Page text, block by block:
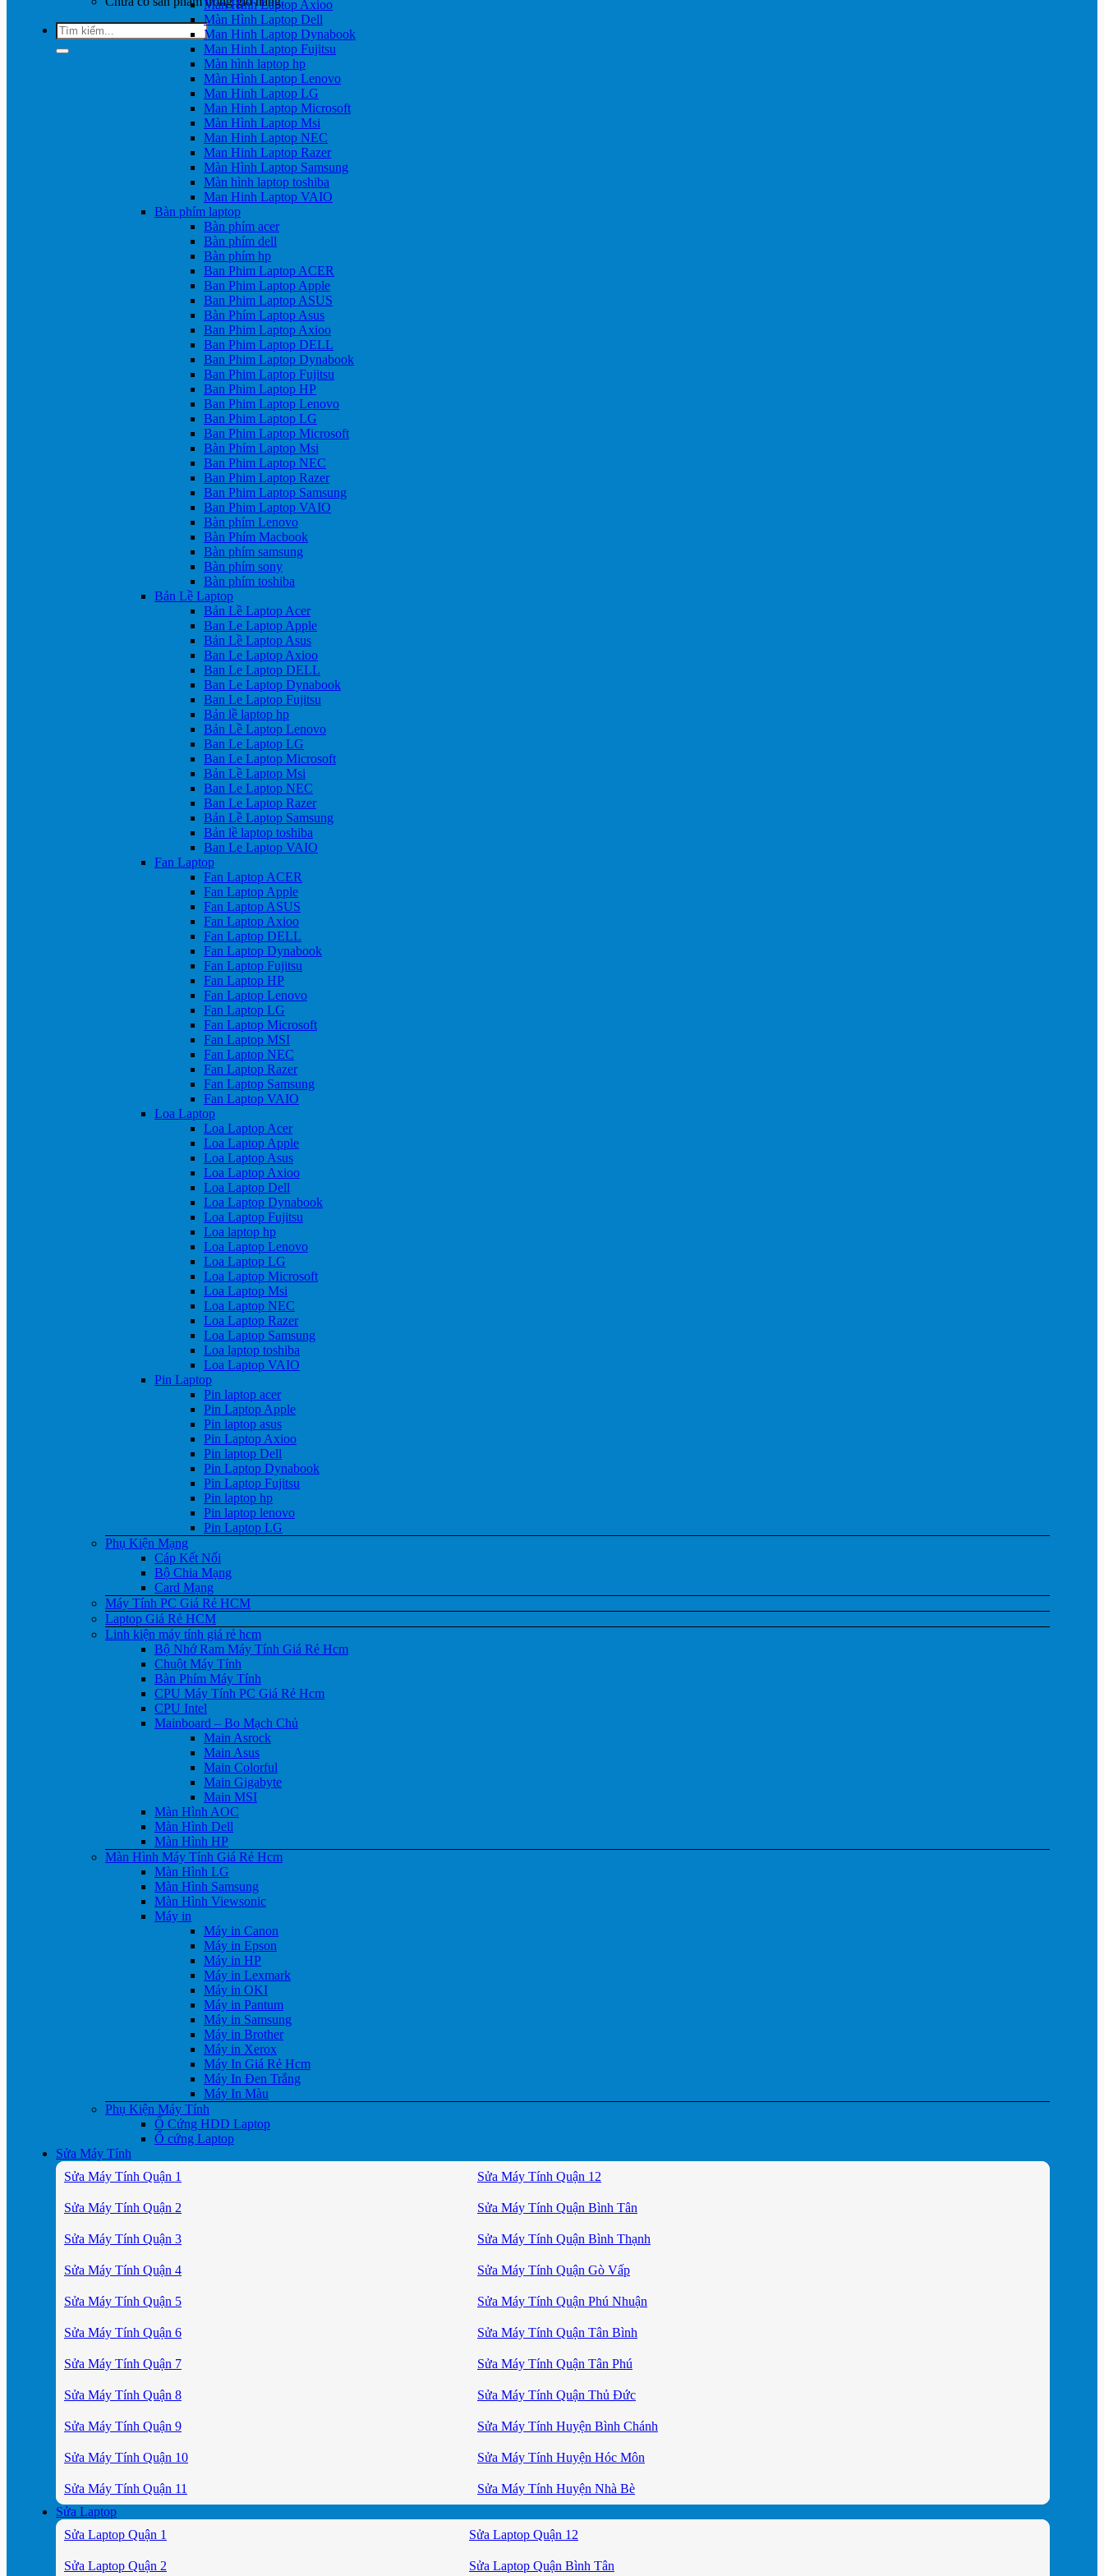
Tìm
kiếm:
Man Hinh Laptop Axioo
Màn Hình Laptop Dell
Man Hinh Laptop Dynabook
Man Hinh Laptop Fujitsu
Màn hình laptop hp
Màn Hình Laptop Lenovo
Man Hinh Laptop LG
Man Hinh Laptop Microsoft
Màn Hình Laptop Msi
Man Hinh Laptop NEC
Man Hinh Laptop Razer
Màn Hình Laptop Samsung
Màn hình laptop toshiba
Man Hinh Laptop VAIO
Bàn phím laptop
Bàn phím acer
Bàn phím dell
Bàn phím hp
Ban Phim Laptop ACER
Ban Phim Laptop Apple
Ban Phim Laptop ASUS
Bàn Phím Laptop Asus
Ban Phim Laptop Axioo
Ban Phim Laptop DELL
Ban Phim Laptop Dynabook
Ban Phim Laptop Fujitsu
Ban Phim Laptop HP
Ban Phim Laptop Lenovo
Ban Phim Laptop LG
Ban Phim Laptop Microsoft
Bàn Phím Laptop Msi
Ban Phim Laptop NEC
Ban Phim Laptop Razer
Ban Phim Laptop Samsung
Ban Phim Laptop VAIO
Bàn phím Lenovo
Bàn Phím Macbook
Bàn phím samsung
Bàn phím sony
Bàn phím toshiba
Bản Lề Laptop
Bản Lề Laptop Acer
Ban Le Laptop Apple
Bản Lề Laptop Asus
Ban Le Laptop Axioo
Ban Le Laptop DELL
Ban Le Laptop Dynabook
Ban Le Laptop Fujitsu
Bản lề laptop hp
Bản Lề Laptop Lenovo
Ban Le Laptop LG
Ban Le Laptop Microsoft
Bản Lề Laptop Msi
Ban Le Laptop NEC
Ban Le Laptop Razer
Bản Lề Laptop Samsung
Bản lề laptop toshiba
Ban Le Laptop VAIO
Fan Laptop
Fan Laptop ACER
Fan Laptop Apple
Fan Laptop ASUS
Fan Laptop Axioo
Fan Laptop DELL
Fan Laptop Dynabook
Fan Laptop Fujitsu
Fan Laptop HP
Fan Laptop Lenovo
Fan Laptop LG
Fan Laptop Microsoft
Fan Laptop MSI
Fan Laptop NEC
Fan Laptop Razer
Fan Laptop Samsung
Fan Laptop VAIO
Loa Laptop
Loa Laptop Acer
Loa Laptop Apple
Loa Laptop Asus
Loa Laptop Axioo
Loa Laptop Dell
Loa Laptop Dynabook
Loa Laptop Fujitsu
Loa laptop hp
Loa Laptop Lenovo
Loa Laptop LG
Loa Laptop Microsoft
Loa Laptop Msi
Loa Laptop NEC
Loa Laptop Razer
Loa Laptop Samsung
Loa laptop toshiba
Loa Laptop VAIO
Pin Laptop
Pin laptop acer
Pin Laptop Apple
Pin laptop asus
Pin Laptop Axioo
Pin laptop Dell
Pin Laptop Dynabook
Pin Laptop Fujitsu
Pin laptop hp
Pin laptop lenovo
Pin Laptop LG
Phụ Kiện Mạng
Cáp Kết Nối
Bộ Chia Mạng
Card Mạng
Máy Tính PC Giá Rẻ HCM
Laptop Giá Rẻ HCM
Linh kiện máy tính giá rẻ hcm
Bộ Nhớ Ram Máy Tính Giá Rẻ Hcm
Chuột Máy Tính
Bàn Phím Máy Tính
CPU Máy Tính PC Giá Rẻ Hcm
CPU Intel
Mainboard – Bo Mạch Chủ
Main Asrock
Main Asus
Main Colorful
Main Gigabyte
Main MSI
Màn Hình AOC
Màn Hình Dell
Màn Hình HP
Màn Hình Máy Tính Giá Rẻ Hcm
Màn Hình LG
Màn Hình Samsung
Màn Hình Viewsonic
Máy in
Máy in Canon
Máy in Epson
Máy in HP
Máy in Lexmark
Máy in OKI
Máy in Pantum
Máy in Samsung
Máy in Brother
Máy in Xerox
Máy In Giá Rẻ Hcm
Máy In Đen Trắng
Máy In Màu
Phụ Kiện Máy Tính
Ổ Cứng HDD Laptop
Ổ cứng Laptop
Sửa Máy Tính
Sửa Máy Tính Quận 1
Sửa Máy Tính Quận 12
Sửa Máy Tính Quận 2 Sửa Máy Tính Quận Bình Tân
Sửa Máy Tính Quận 3 Sửa Máy Tính Quận Bình Thạnh
Sửa Máy Tính Quận 4 Sửa Máy Tính Quận Gò Vấp
Sửa Máy Tính Quận 5 Sửa Máy Tính Quận Phú Nhuận
Sửa Máy Tính Quận 6 Sửa Máy Tính Quận Tân Bình
Sửa Máy Tính Quận 7 Sửa Máy Tính Quận Tân Phú
Sửa Máy Tính Quận 8 Sửa Máy Tính Quận Thủ Đức
Sửa Máy Tính Quận 9 Sửa Máy Tính Huyện Bình Chánh
Sửa Máy Tính Quận 10 Sửa Máy Tính Huyện Hóc Môn
Sửa Máy Tính Quận 11
Sửa Máy Tính Huyện Nhà Bè
Sửa Laptop
Sửa Laptop Quận 1
Sửa Laptop Quận 12
Sửa Laptop Quận 2 Sửa Laptop Quận Bình Tân